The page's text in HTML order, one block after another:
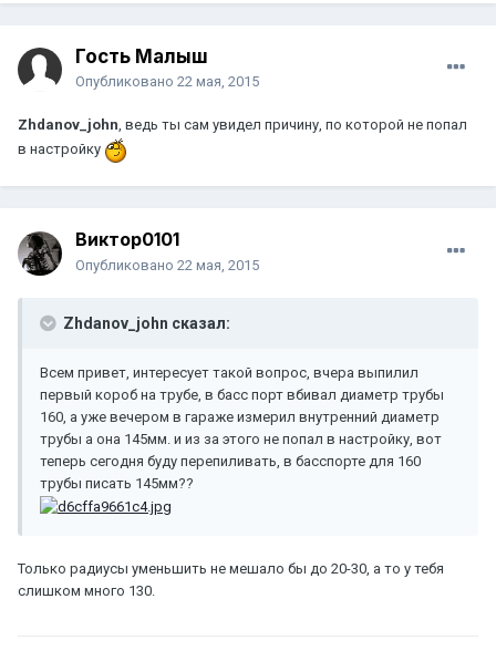
Гость Малыш
Опубликовано 22 мая, 2015
Zhdanov_john, ведь ты сам увидел причину, по которой не попал
в настройку
Виктор0101
Опубликовано 22 мая, 2015
Zhdanov_john сказал:
Всем привет, интересует такой вопрос, вчера выпилил
первый короб на трубе, в басс порт вбивал диаметр трубы
160, а уже вечером в гараже измерил внутренний диаметр
трубы а она 145мм. и из за этого не попал в настройку, вот
теперь сегодня буду перепиливать, в басспорте для 160
трубы писать 145мм??
Только радиусы уменьшить не мешало бы до 20-30, а то у тебя
слишком много 130.